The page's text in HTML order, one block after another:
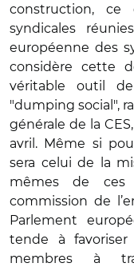
construction, ce
syndicales
européenne des
considère cette
véritable outil
"dumping social",
générale de la
avril. Même si
sera celui de la
mêmes de
commission de
Parlement
tende à
membres à